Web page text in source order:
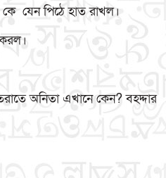
যেন পিঠে হাত রাখল।
অনিতা এখানে কেন? বহদ্দার